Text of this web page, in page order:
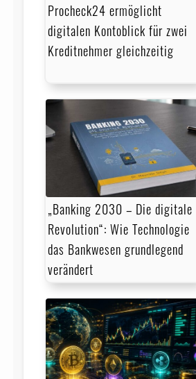
Procheck24 ermöglicht
digitalen Kontoblick für zwei
Kreditnehmer gleichzeitig
„Banking 2030 – Die digitale
Revolution“: Wie Technologie
das Bankwesen grundlegend
verändert